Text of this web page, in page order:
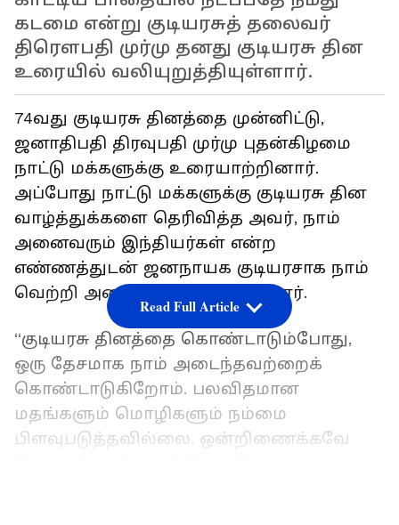
கடமை என்று குடியரசுத் தலைவர்
திரௌபதி முர்மு தனது குடியரசு தின
உரையில் வலியுறுத்தியுள்ளார்.
74வது குடியரசு தினத்தை முன்னிட்டு,
ஜனாதிபதி திரவுபதி முர்மு புதன்கிழமை
நாட்டு மக்களுக்கு உரையாற்றினார்.
அப்போது நாட்டு மக்களுக்கு குடியரசு தின
வாழ்த்துக்களை தெரிவித்த அவர், நாம்
அனைவரும் இந்தியர்கள் என்ற
எண்ணத்துடன் ஜனநாயக குடியரசாக நாம்
வெற்றி அடைந்துள்ளோம் என்றார்.
“குடியரசு தினத்தை கொண்டாடும்போது,
ஒரு தேசமாக நாம் அடைந்தவற்றைக்
கொண்டாடுகிறோம். பலவிதமான
மதங்களும் மொழிகளும் நம்மை
பிளவுபடுத்தவில்லை. ஒன்றிணைக்கவே
Read Full Article